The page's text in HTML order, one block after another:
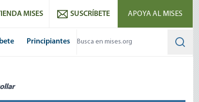
MISES SUSCRÍBETE APOYA AL MISES
Principiantes